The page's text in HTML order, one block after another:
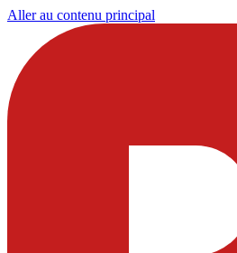
Aller au contenu principal